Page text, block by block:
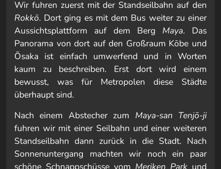
Wir fuhren zuerst mit der Standseilbahn auf den
Rokkō. Dort ging es mit dem Bus weiter zu einer
Aussichtsplattform auf dem Berg Maya. Das
Panorama von dort auf den Großraum Kōbe und
Ōsaka ist einfach umwerfend und in Worten
kaum zu beschreiben. Erst dort wird einem
bewusst, was für Metropolen diese Städte
überhaupt sind.
Nach einem Abstecher zum Maya-san Tenjō-ji
fuhren wir mit einer Seilbahn und einer weiteren
Standseilbahn dann zurück in die Stadt. Nach
Sonnenuntergang machten wir noch ein paar
schöne Schnappschüsse vom Meriken Park und